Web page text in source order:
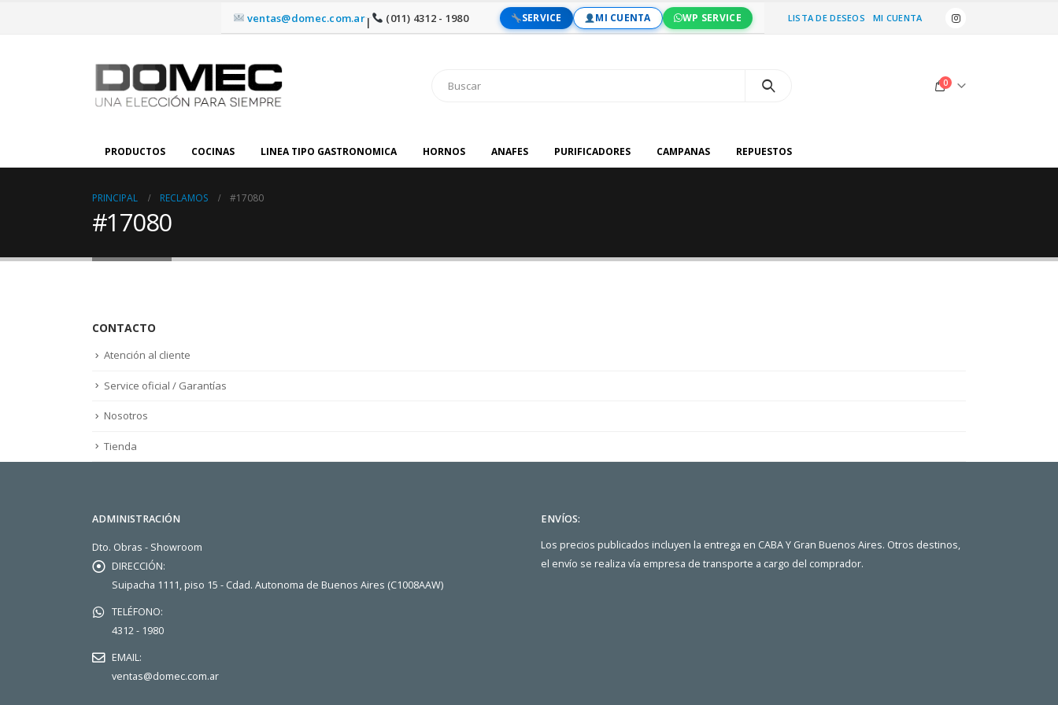
ventas@domec.com.ar| (011) 4312 - 1980 SERVICE MI CUENTA WP SERVICE LISTA DE DESEOS MI CUENTA
0
PRODUCTOS COCINAS LINEA TIPO GASTRONOMICA HORNOS ANAFES PURIFICADORES CAMPANAS REPUESTOS
PRINCIPAL RECLAMOS #17080
#17080
CONTACTO
Atención al cliente
Service oficial / Garantías
Nosotros
Tienda
ADMINISTRACIÓN
Dto. Obras - Showroom
DIRECCIÓN:
Suipacha 1111, piso 15 - Cdad. Autonoma de Buenos Aires (C1008AAW)
TELÉFONO:
4312 - 1980
EMAIL:
ventas@domec.com.ar
ENVÍOS:
Los precios publicados incluyen la entrega en CABA Y Gran Buenos Aires. Otros destinos,
el envío se realiza vía empresa de transporte a cargo del comprador.